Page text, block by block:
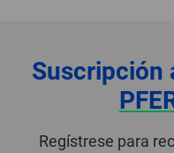
Suscripción
Regístrese para